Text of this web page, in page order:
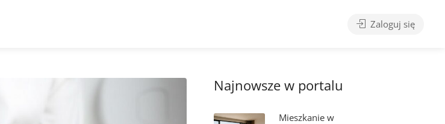
Zaloguj się
Najnowsze w portalu
Mieszkanie w